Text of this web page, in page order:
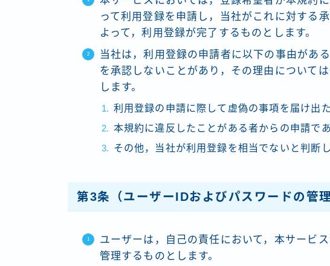
って利用登録を申請し，当社がこれに対する
よって，利用登録が完了するものとします。
当社は，利用登録の申請者に以下の事由があ
を承認しないことがあり，その理由について
します。
利用登録の申請に際して虚偽の事項を届け出
本規約に違反したことがある者からの申請で
その他，当社が利用登録を相当でないと判断
第3条（ユーザーIDおよびパスワードの管理
ユーザーは，自己の責任において，本サービ
管理するものとします。